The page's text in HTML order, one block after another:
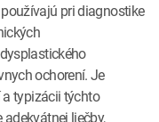
pri diagnostike
ochorení. Je
typizácii týchto
liečby,